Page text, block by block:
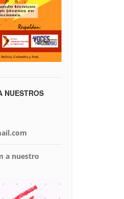
NUESTROS
a nuestro